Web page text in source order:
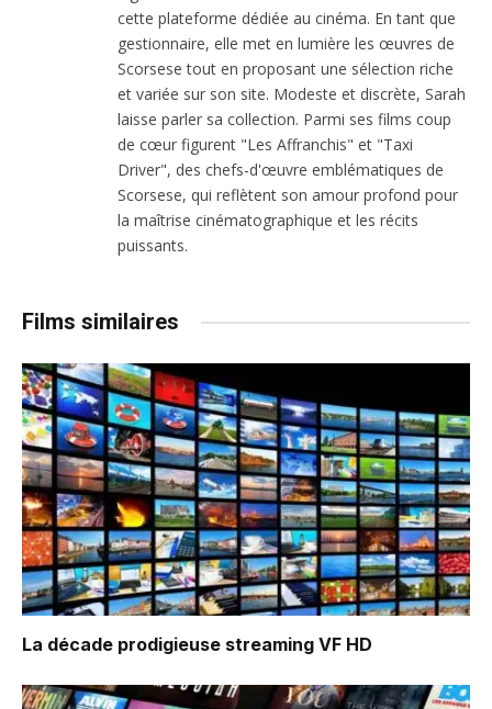
cette plateforme dédiée au cinéma. En tant que
gestionnaire, elle met en lumière les œuvres de
Scorsese tout en proposant une sélection riche
et variée sur son site. Modeste et discrète, Sarah
laisse parler sa collection. Parmi ses films coup
de cœur figurent "Les Affranchis" et "Taxi
Driver", des chefs-d'œuvre emblématiques de
Scorsese, qui reflètent son amour profond pour
la maîtrise cinématographique et les récits
puissants.
Films similaires
La décade prodigieuse streaming VF HD